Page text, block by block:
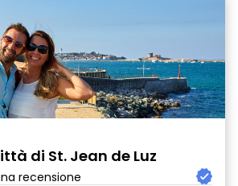
di St. Jean de Luz
recensione